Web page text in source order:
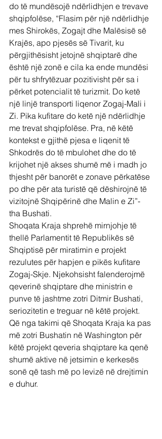
do të mundësojë ndërlidhjen e trevave
shqipfolëse, “Flasim për një ndërlidhje
mes Shirokës, Zogajt dhe Malësisë së
Krajës, apo pjesës së Tivarit, ku
përgjithësisht jetojnë shqiptarë dhe
është një zonë e cila ka ende mundësi
për tu shfrytëzuar pozitivisht për sa i
përket potencialit të turizmit. Do ketë
një linjë transporti liqenor Zogaj-Mali i
Zi. Pika kufitare do ketë një ndërlidhje
me trevat shqipfolëse. Pra, në këtë
kontekst e gjithë pjesa e liqenit të
Shkodrës do të mbulohet dhe do të
krijohet një akses shumë më i madh jo
thjesht për banorët e zonave përkatëse
po dhe për ata turistë që dëshirojnë të
vizitojnë Shqipërinë dhe Malin e Zi”-
tha Bushati.
Shoqata Kraja shprehë mirnjohje të
thellë Parlamentit të Republikës së
Shqiptisë për miratimin e projekt
rezulutes për hapjen e pikës kufitare
Zogaj-Skje. Njekohsisht falenderojmë
qeverinë shqiptare dhe ministrin e
punve të jashtme zotri Ditmir Bushati,
seriozitetin e treguar në këtë projekt.
Që nga takimi që Shoqata Kraja ka pas
më zotri Bushatin në Washington për
këtë projekt qeveria shqiptare ka qenë
shumë aktive në jetsimin e kerkesës
sonë që tash më po levizë në drejtimin
e duhur.